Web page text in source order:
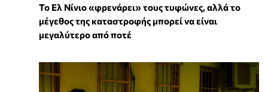
Το Ελ Νίνιο «φρενάρει» τους τυφώνες, αλλά το
μέγεθος της καταστροφής μπορεί να είναι
μεγαλύτερο από ποτέ